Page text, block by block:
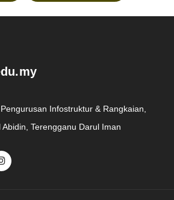
Infostruktur & Rangkaian,
Terengganu Darul Iman